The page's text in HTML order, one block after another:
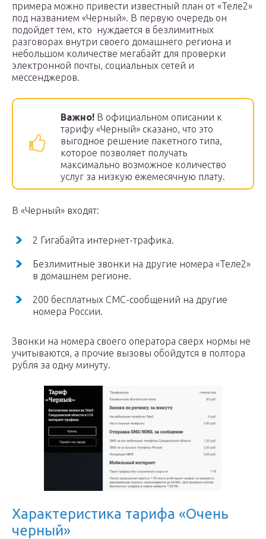
примера можно привести известный план от «Теле2»
под названием «Черный». В первую очередь он
подойдет тем, кто нуждается в безлимитных
разговорах внутри своего домашнего региона и
небольшом количестве мегабайт для проверки
электронной почты, социальных сетей и
мессенджеров.
Важно! В официальном описании к
тарифу «Черный» сказано, что это
выгодное решение пакетного типа,
которое позволяет получать
максимально возможное количество
услуг за низкую ежемесячную плату.
В «Черный» входят:
2 Гигабайта интернет-трафика.
Безлимитные звонки на другие номера «Теле2»
в домашнем регионе.
200 бесплатных СМС-сообщений на другие
номера России.
Звонки на номера своего оператора сверх нормы не
учитываются, а прочие вызовы обойдутся в полтора
рубля за одну минуту.
Характеристика тарифа «Очень
черный»